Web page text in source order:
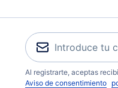
Al registrarte, aceptas
Aviso de consentimiento